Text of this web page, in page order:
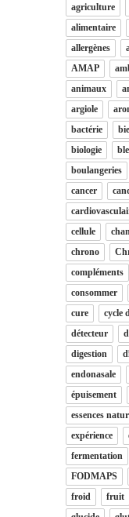
agriculture
alimentaire
allergènes
AMAP
animaux
argiole
bactérie
biologie
boulangeries
cancer
cellule
chrono
compléments
consommer
cure
cycle
détecteur
digestion
endonasale
épuisement
essences
expérience
fermentation
FODMAPS
froid
fruit